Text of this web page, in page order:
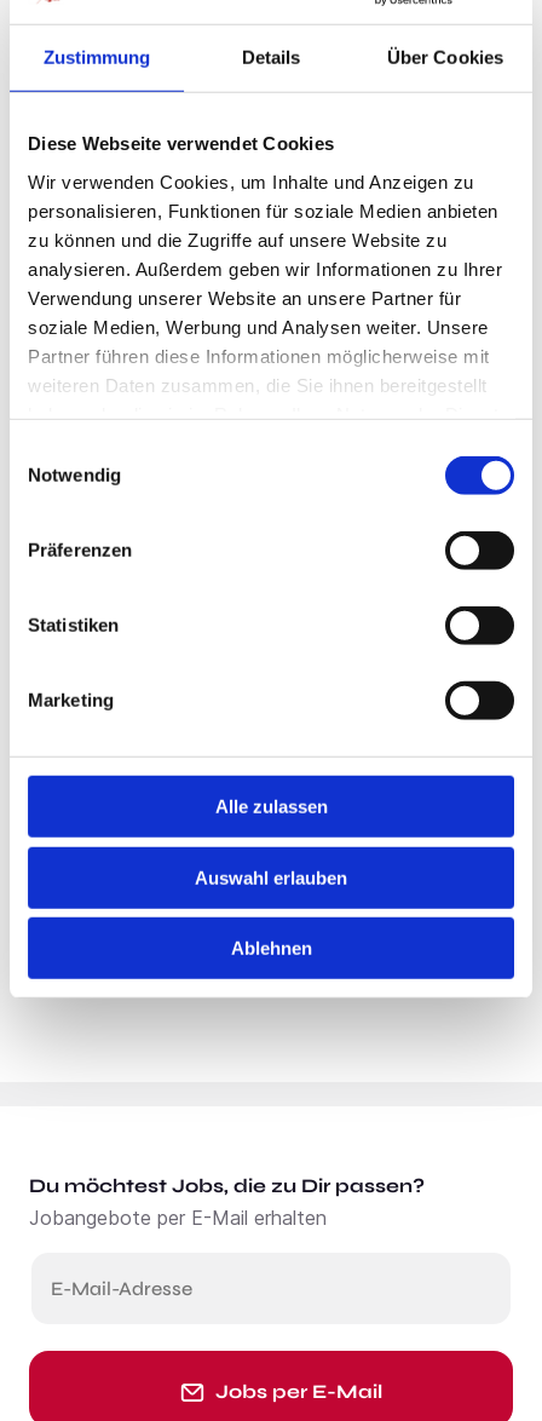
Zustimmung Details Über Cookies
Diese Webseite verwendet Cookies
Wir verwenden Cookies, um Inhalte und Anzeigen zu
personalisieren, Funktionen für soziale Medien anbieten
zu können und die Zugriffe auf unsere Website zu
analysieren. Außerdem geben wir Informationen zu Ihrer
Verwendung unserer Website an unsere Partner für
soziale Medien, Werbung und Analysen weiter. Unsere
Partner führen diese Informationen möglicherweise mit
weiteren Daten zusammen, die Sie ihnen bereitgestellt
Notwendig
Präferenzen
Statistiken
Marketing
Alle zulassen
Auswahl erlauben
Ablehnen
Fachabteilungen des Hauses
Mitwirkung an der Weiterentwicklung medizinischer
Abläufe und Qualitätsstandards
Ihre Perspektiven:
Strukturierte Weiterbildung und fachliche
Entwicklungsmöglichkeiten
Moderne diagnostische und therapeutische
Ausstattung
Kollegiales und wertschätzendes Arbeitsumfeld
Attraktive Vergütung und zusätzliche
Entwicklungsmöglichkeiten
Standort:Bliesdorf
Du möchtest Jobs, die zu Dir passen?
Jobangebote per E-Mail erhalten
E-Mail-Adresse
Jobs per E-Mail